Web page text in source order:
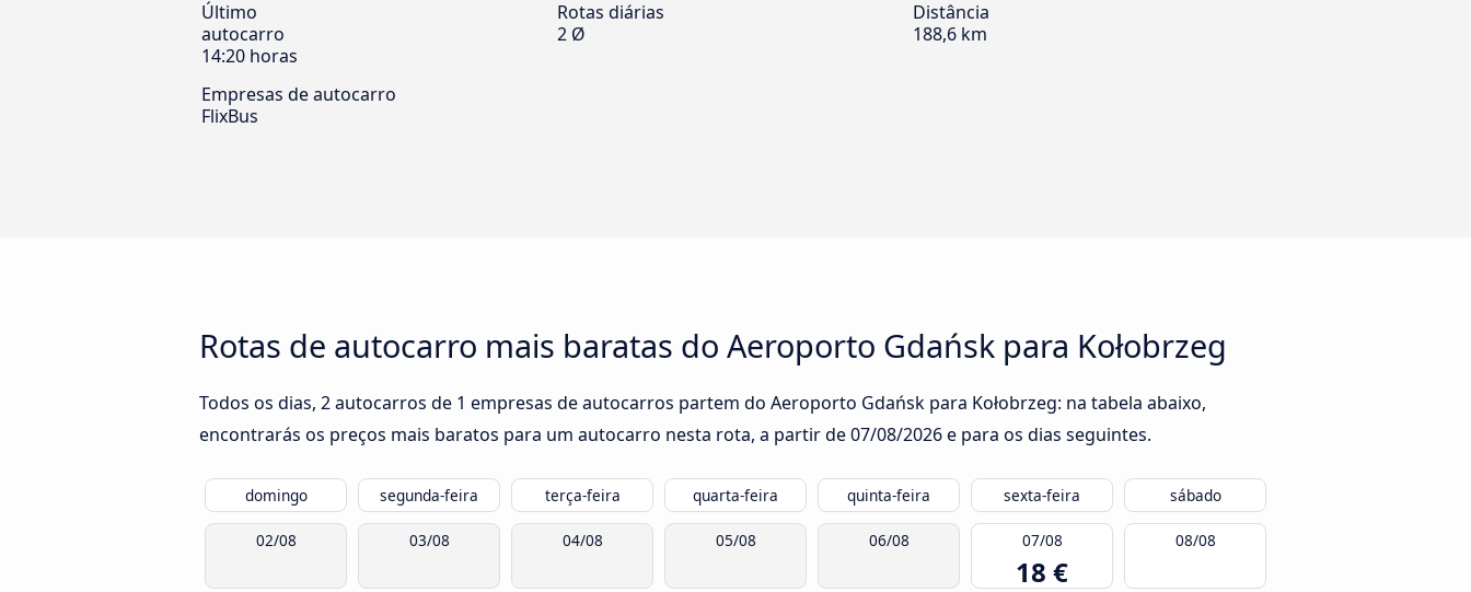
Último
autocarro
14:20 horas
Rotas diárias
2 Ø
Distância
188,6 km
Empresas de autocarro
FlixBus
Rotas de autocarro mais baratas do Aeroporto Gdańsk para Kołobrzeg
Todos os dias, 2 autocarros de 1 empresas de autocarros partem do Aeroporto Gdańsk para Kołobrzeg: na tabela abaixo,
encontrarás os preços mais baratos para um autocarro nesta rota, a partir de07/08/2026e para os dias seguintes.
domingo segunda-feira terça-feira quarta-feira quinta-feira sexta-feira sábado
02/08 03/08 04/08 05/08 06/08 07/08
18 €
08/08